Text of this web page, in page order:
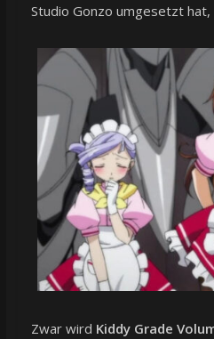
Studio Gonzo umgesetzt
Zwar wird Kiddy Grade